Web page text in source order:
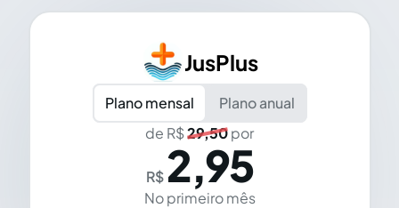
JusPlus
Plano mensal
Plano anual
de R$29,50por
R$ 2,95
No primeiro mês